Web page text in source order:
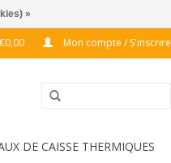
Mon compte / S'inscrire
DE CAISSE THERMIQUES
»